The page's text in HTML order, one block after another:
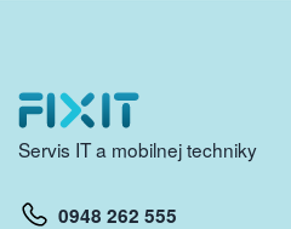
Servis IT a mobilnej techniky
0948 262 555